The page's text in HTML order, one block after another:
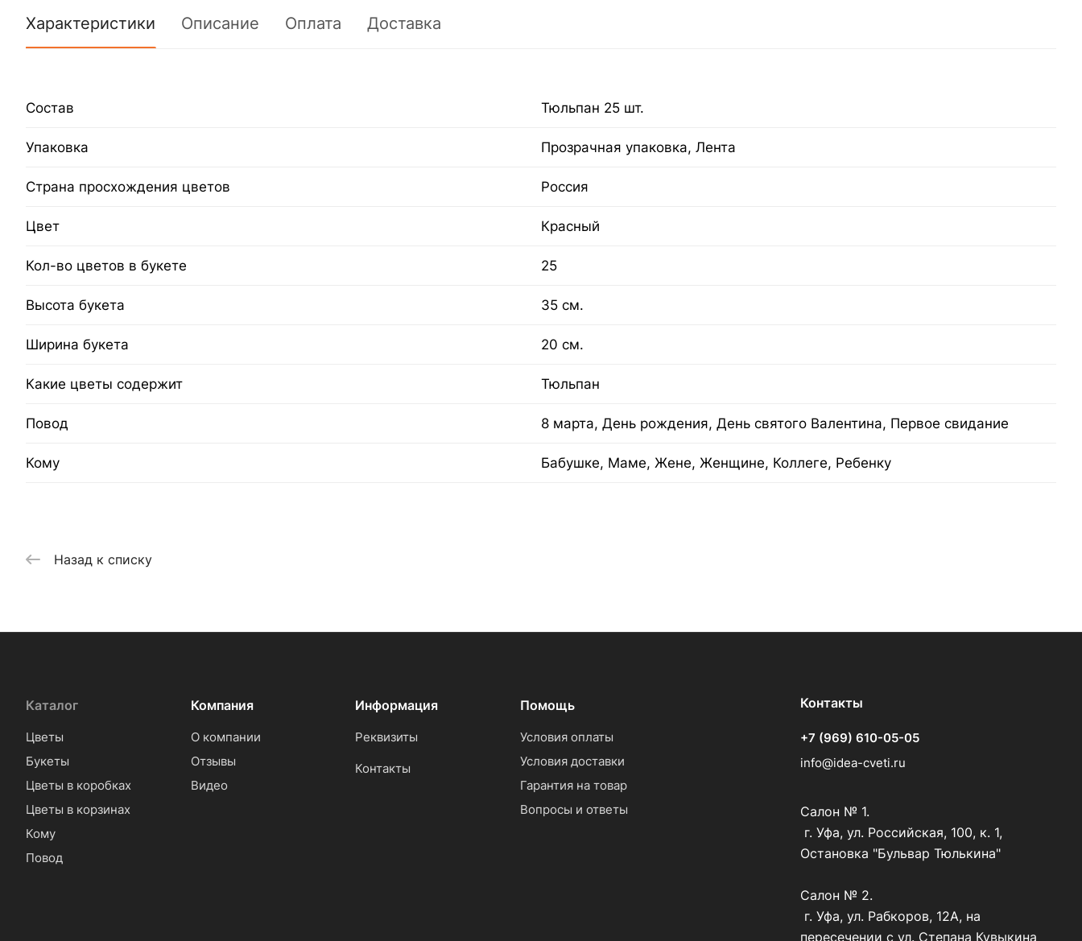
Характеристики Описание Оплата Доставка
Состав Тюльпан 25 шт.
Упаковка Прозрачная упаковка, Лента
Страна просхождения цветов Россия
Цвет Красный
Кол-во цветов в букете 25
Высота букета 35 см.
Ширина букета 20 см.
Какие цветы содержит Тюльпан
Повод 8 марта, День рождения, День святого Валентина, Первое свидание
Кому Бабушке, Маме, Жене, Женщине, Коллеге, Ребенку
Назад к списку
Каталог
Цветы
Букеты
Цветы в коробках
Цветы в корзинах
Кому
Повод
Компания
О компании
Отзывы
Видео
Информация
Реквизиты
Контакты
Помощь
Условия оплаты
Условия доставки
Гарантия на товар
Вопросы и ответы
Контакты
+7 (969) 610-05-05
info@idea-cveti.ru
Салон № 1.
г. Уфа, ул. Российская, 100, к. 1,
Остановка "Бульвар Тюлькина"
Салон № 2.
г. Уфа, ул. Рабкоров, 12А, на
пересечении с ул. Степана Кувыкина